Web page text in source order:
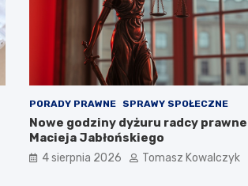
PORADY PRAWNE SPRAWY SPOŁECZNE
Nowe godziny dyżuru radcy
Macieja Jabłońskiego
4 sierpnia 2026 Tomasz Kowalczyk